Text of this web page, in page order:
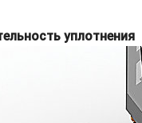
уплотнения